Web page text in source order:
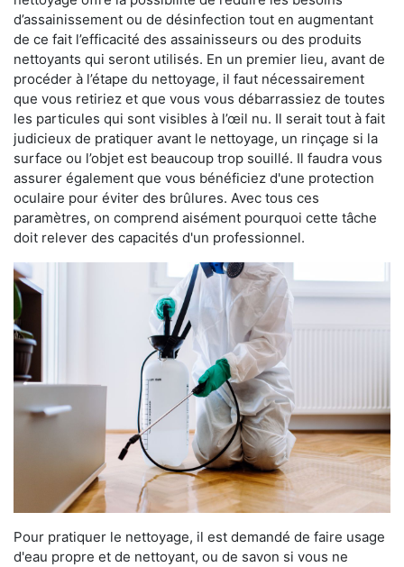
d’assainissement ou de désinfection tout en augmentant
de ce fait l’efficacité des assainisseurs ou des produits
nettoyants qui seront utilisés. En un premier lieu, avant de
procéder à l’étape du nettoyage, il faut nécessairement
que vous retiriez et que vous vous débarrassiez de toutes
les particules qui sont visibles à l’œil nu. Il serait tout à fait
judicieux de pratiquer avant le nettoyage, un rinçage si la
surface ou l’objet est beaucoup trop souillé. Il faudra vous
assurer également que vous bénéficiez d'une protection
oculaire pour éviter des brûlures. Avec tous ces
paramètres, on comprend aisément pourquoi cette tâche
doit relever des capacités d'un professionnel.
Pour pratiquer le nettoyage, il est demandé de faire usage
d'eau propre et de nettoyant, ou de savon si vous ne